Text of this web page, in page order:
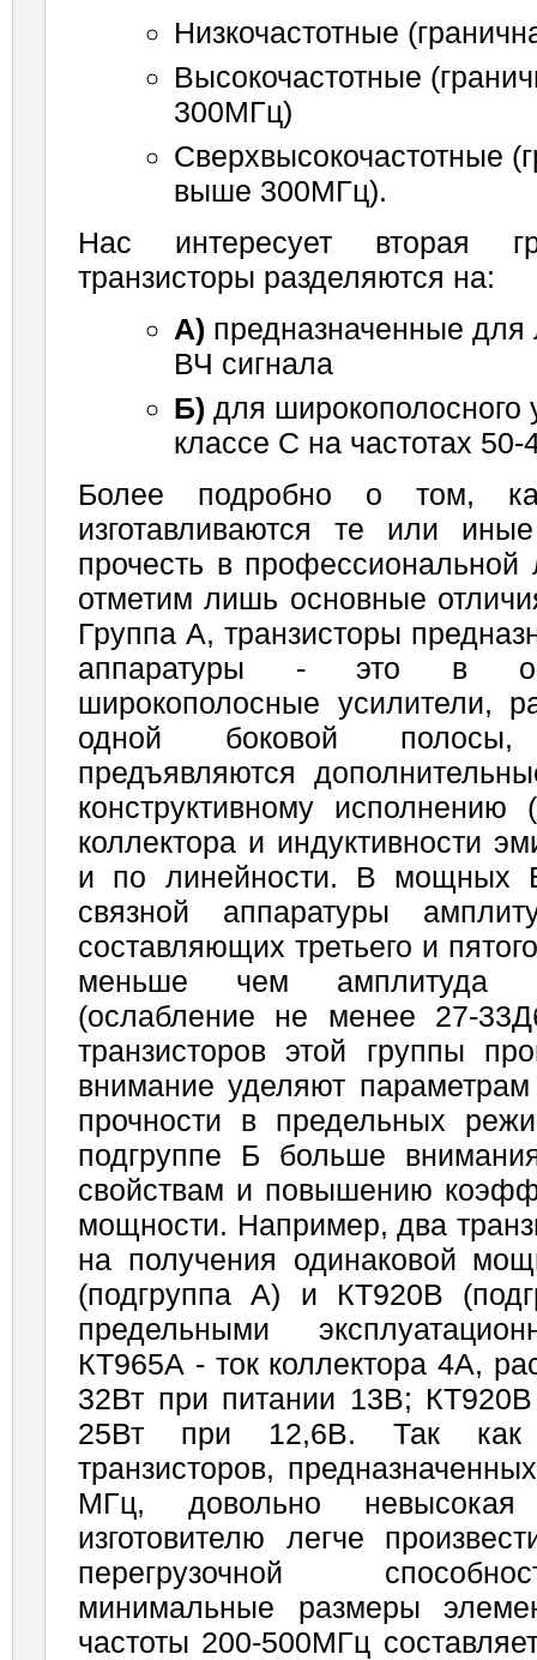
Низкочастотные
Высокочастотные
300МГц)
Сверхвысокочастотные
выше 300МГц).
Нас интересует вторая
транзисторы разделяются на:
А) предназначенные для
ВЧ сигнала
Б) для широкополосного
классе С на частотах
Более подробно о том,
изготавливаются те или
прочесть в профессиональной
отметим лишь основные
Группа А, транзисторы
аппаратуры - это в
широкополосные усилители,
одной боковой
предъявляются
конструктивному исполнению
коллектора и индуктивности
и по линейности. В мощных
связной аппаратуры
составляющих третьего и
меньше чем амплитуда
(ослабление не менее 27-
транзисторов этой группы
внимание уделяют
прочности в предельных
подгруппе Б больше
свойствам и повышению
мощности. Например, два
на получения одинаковой
(подгруппа А) и КТ920В
предельными
КТ965А - ток коллектора 4А,
32Вт при питании 13В; КТ920В
25Вт при 12,6В. Так как
транзисторов,
МГц, довольно
изготовителю легче
перегрузочной
минимальные размеры
частоты 200-500МГц